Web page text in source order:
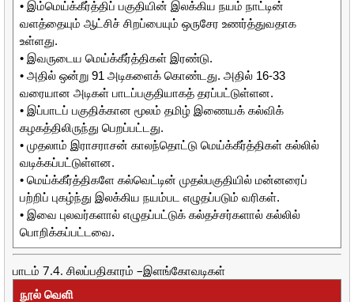
• இம்மெய்க்கீர்த்திப் பகுதியின் இலக்கிய நயம் நாட்டின்
வளத்தையும் ஆட்சிச் சிறப்பையும் ஒருசேர உணர்த்துவதாக
உள்ளது.
• இவருடைய மெய்க்கீர்த்திகள் இரண்டு.
• அதில் ஒன்று 91 அடிகளைக் கொண்டது. அதில் 16-33
வரையான அடிகள் பாடப்பகுதியாகத் தரப்பட்டுள்ளன.
• இப்பாடப் பகுதிக்கான மூலம் தமிழ் இணையக் கல்விக்
கழகத்திலிருந்து பெறப்பட்டது.
• முதலாம் இராசராசன் காலந்தொட்டு மெய்க்கீர்த்திகள் கல்லில்
வடிக்கப்பட்டுள்ளன.
• மெய்க்கீர்த்திகளே கல்வெட்டின் முதல்பகுதியில் மன்னரைப்
பற்றிப் புகழ்ந்து இலக்கிய நயம்பட எழுதப்படும் வரிகள்.
• இவை புலவர்களால் எழுதப்பட்டுக் கல்தச்சர்களால் கல்லில்
பொறிக்கப்பட்டவை.
பாடம் 7.4. சிலப்பதிகாரம் –இளங்கோவடிகள்
நூல் வெளி